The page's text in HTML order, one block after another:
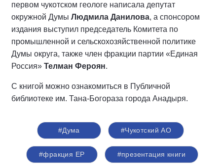
первом чукотском геологе написала депутат
окружной Думы Людмила Данилова, а спонсором
издания выступил председатель Комитета по
промышленной и сельскохозяйственной политике
Думы округа, также член фракции партии «Единая
Россия» Телман Фероян.
С книгой можно ознакомиться в Публичной
библиотеке им. Тана-Богораза города Анадыря.
#Дума #Чукотский АО
#фракция ЕР #презентация книги